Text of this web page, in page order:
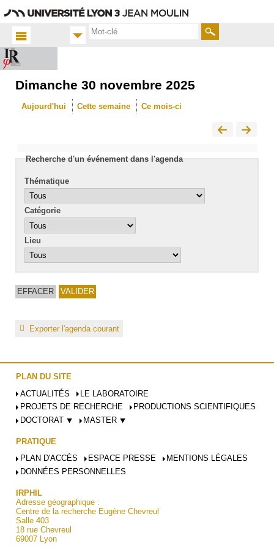
Rechercher
Accueil
Dimanche 30 novembre 2025
Aujourd'hui Cette semaine Ce mois-ci
Recherche d'un événement dans l'agenda
Thématique
Catégorie
Lieu
Exporter l'agenda courant
PLAN DU SITE
ACTUALITÉS
LE LABORATOIRE
PROJETS DE RECHERCHE
PRODUCTIONS SCIENTIFIQUES
DOCTORAT ⯆
MASTER ⯆
PRATIQUE
PLAN D'ACCÈS
ESPACE PRESSE
MENTIONS LÉGALES
DONNÉES PERSONNELLES
IRPHIL
Adresse géographique :
Centre de la recherche Eugène Chevreul
Salle 403
18 rue Chevreul
69007 Lyon